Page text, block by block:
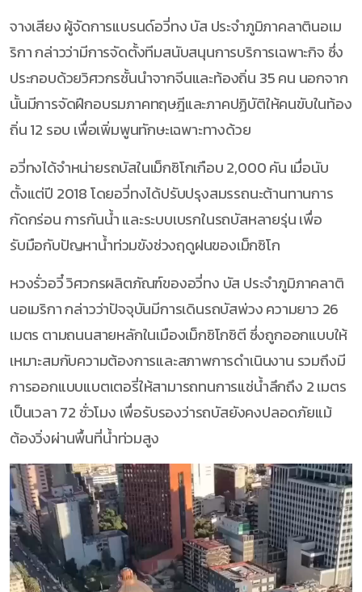
จางเสียง ผู้จัดการแบรนด์อวี่ทง บัส ประจำภูมิภาคลาตินอเม
ริกา กล่าวว่ามีการจัดตั้งทีมสนับสนุนการบริการเฉพาะกิจ ซึ่ง
ประกอบด้วยวิศวกรชั้นนำจากจีนและท้องถิ่น 35 คน นอกจาก
นั้นมีการจัดฝึกอบรมภาคทฤษฎีและภาคปฏิบัติให้คนขับในท้อง
ถิ่น 12 รอบ เพื่อเพิ่มพูนทักษะเฉพาะทางด้วย
อวี่ทงได้จำหน่ายรถบัสในเม็กซิโกเกือบ 2,000 คัน เมื่อนับ
ตั้งแต่ปี 2018 โดยอวี่ทงได้ปรับปรุงสมรรถนะต้านทานการ
กัดกร่อน การกันน้ำ และระบบเบรกในรถบัสหลายรุ่น เพื่อ
รับมือกับปัญหาน้ำท่วมขังช่วงฤดูฝนของเม็กซิโก
หวงรั่วอวี๋ วิศวกรผลิตภัณฑ์ของอวี่ทง บัส ประจำภูมิภาคลาติ
นอเมริกา กล่าวว่าปัจจุบันมีการเดินรถบัสพ่วง ความยาว 26
เมตร ตามถนนสายหลักในเมืองเม็กซิโกซิตี ซึ่งถูกออกแบบให้
เหมาะสมกับความต้องการและสภาพการดำเนินงาน รวมถึงมี
การออกแบบแบตเตอรี่ให้สามารถทนการแช่น้ำลึกถึง 2 เมตร
เป็นเวลา 72 ชั่วโมง เพื่อรับรองว่ารถบัสยังคงปลอดภัยแม้
ต้องวิ่งผ่านพื้นที่น้ำท่วมสูง